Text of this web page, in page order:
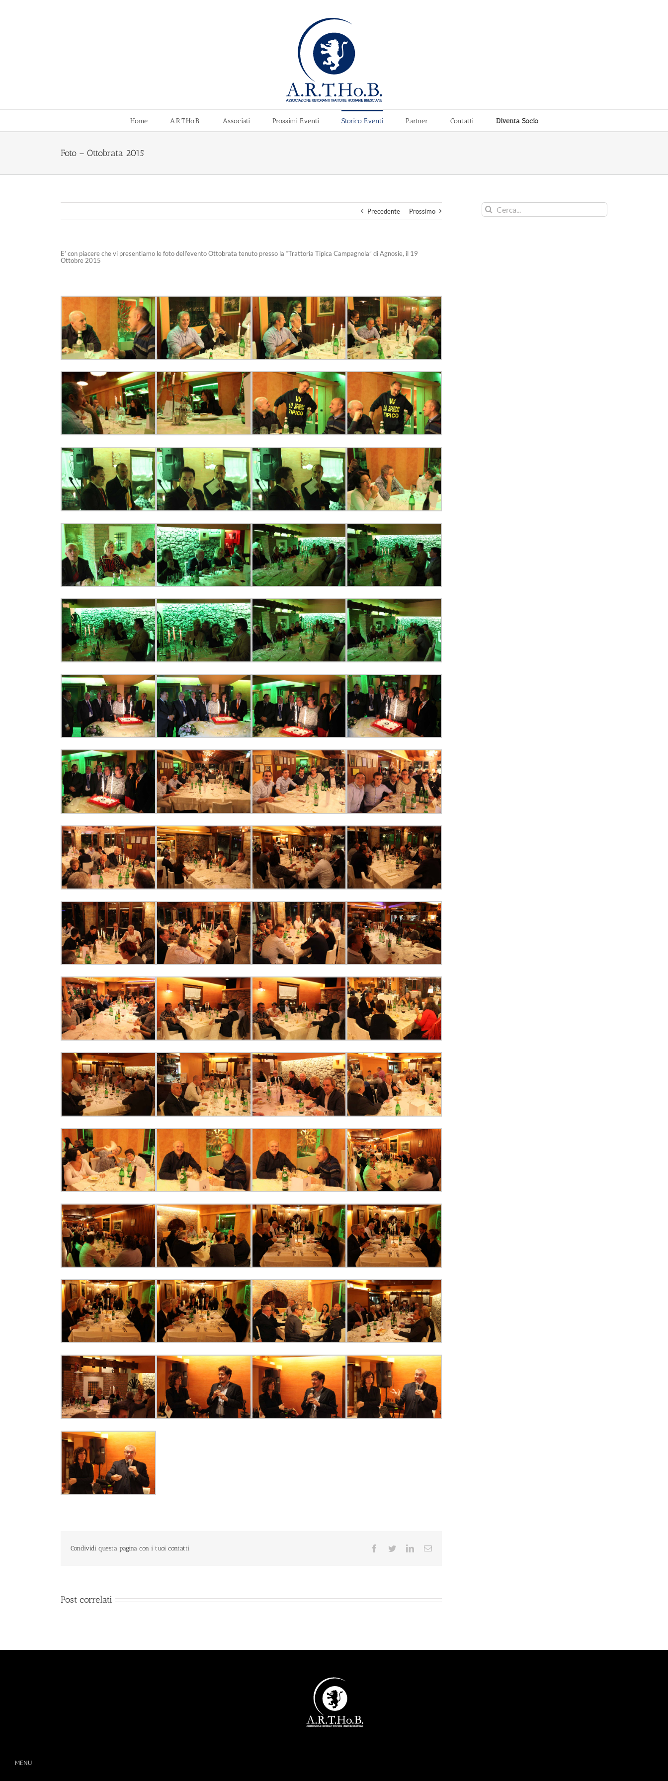
Home A.R.T.Ho.B. Associati Prossimi Eventi Storico Eventi Partner Contatti Diventa Socio
Foto – Ottobrata 2015
Precedente Prossimo
E’ con piacere che vi presentiamo le foto dell’evento Ottobrata tenuto presso la “Trattoria Tipica Campagnola” di Agnosie, il 19
Ottobre 2015
Condividi questa pagina con i tuoi contatti Facebook
TwitterLinkedInEmail
Post correlati
Cerca
per:
MENU